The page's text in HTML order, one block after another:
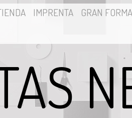
IMPRENTA GRAN